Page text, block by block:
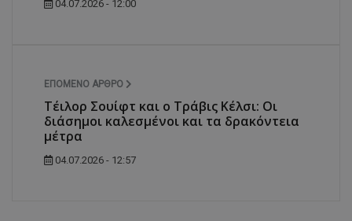
04.07.2026 - 12:00
ΕΠΌΜΕΝΟ ΆΡΘΡΟ
Τέιλορ Σουίφτ και ο Τράβις Κέλσι: Οι
διάσημοι καλεσμένοι και τα δρακόντεια
μέτρα
04.07.2026 - 12:57